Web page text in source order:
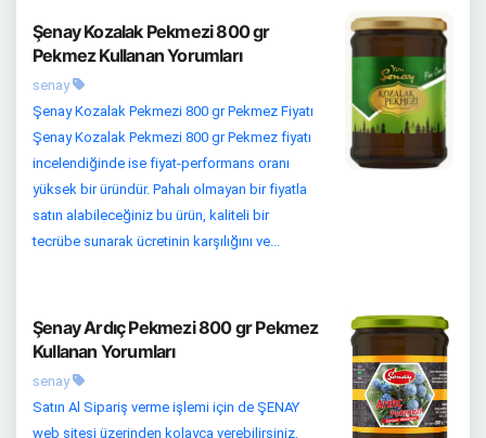
Şenay Kozalak Pekmezi 800 gr
Pekmez Kullanan Yorumları
senay
Şenay Kozalak Pekmezi 800 gr Pekmez Fiyatı
Şenay Kozalak Pekmezi 800 gr Pekmez fiyatı
incelendiğinde ise fiyat-performans oranı
yüksek bir üründür. Pahalı olmayan bir fiyatla
satın alabileceğiniz bu ürün, kaliteli bir
tecrübe sunarak ücretinin karşılığını ve...
Şenay Ardıç Pekmezi 800 gr Pekmez
Kullanan Yorumları
senay
Satın Al Sipariş verme işlemi için de ŞENAY
web sitesi üzerinden kolayca verebilirsiniz.